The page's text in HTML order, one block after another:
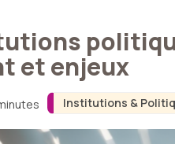
Institutions &
et enjeux